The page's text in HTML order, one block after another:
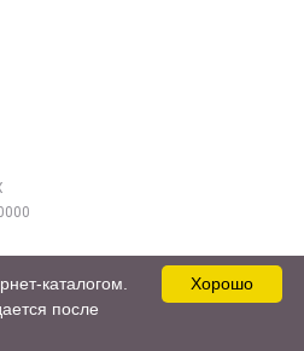
оф.212
Хорошо
каталогом.
после